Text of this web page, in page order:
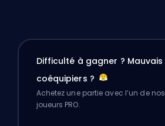
Difficulté à gagner ? Mauvais
coéquipiers ?
Achetez une partie avec l’un de nos
joueurs PRO.